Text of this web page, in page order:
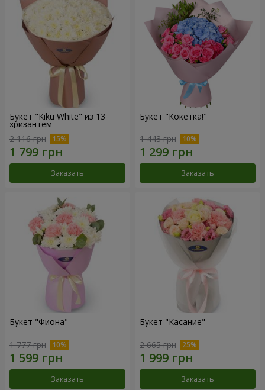
Букет "Kiku White" из 13
хризантем
2 116 грн
Заказать
Букет "Кокетка!"
1 443 грн
Заказать
Букет "Фиона"
1 777 грн
Заказать
Букет "Касание"
2 665 грн
Заказать